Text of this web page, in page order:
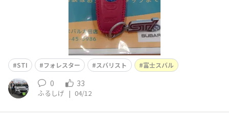
STI フォレスター スバリスト 富士スバル
0 33
ふるしげ | 04/12